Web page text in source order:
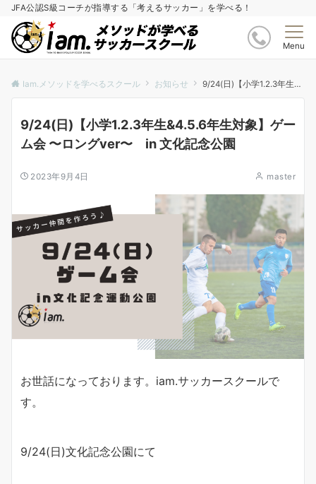
JFA公認S級コーチが指導する「考えるサッカー」を学べる！
Menu
Iam.メソッドを学べるスクール お知らせ 9/24(日)【小学1.2.3年生&4.5.6年生対象】ゲーム会 〜ロングver〜 in 文化記念公園
9/24(日)【小学1.2.3年生&4.5.6年生対象】ゲー
ム会 〜ロングver〜 in 文化記念公園
2023年9月4日 master
お世話になっております。iam.サッカースクールで
す。
9/24(日)文化記念公園にて